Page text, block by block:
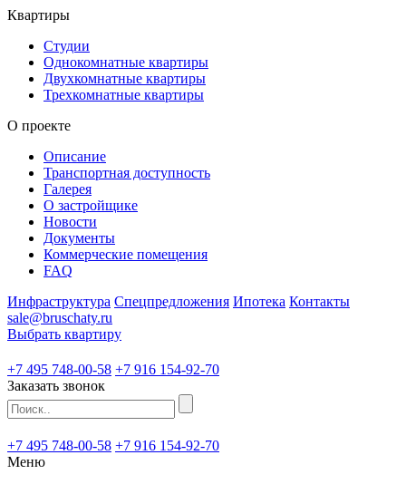
Квартиры
Студии
Однокомнатные квартиры
Двухкомнатные квартиры
Трехкомнатные квартиры
О проекте
Описание
Транспортная доступность
Галерея
О застройщике
Новости
Документы
Коммерческие помещения
FAQ
Инфраструктура Спецпредложения Ипотека Контакты
sale@bruschaty.ru
Выбрать квартиру
+7 495 748-00-58 +7 916 154-92-70
Заказать звонок
+7 495 748-00-58 +7 916 154-92-70
Меню